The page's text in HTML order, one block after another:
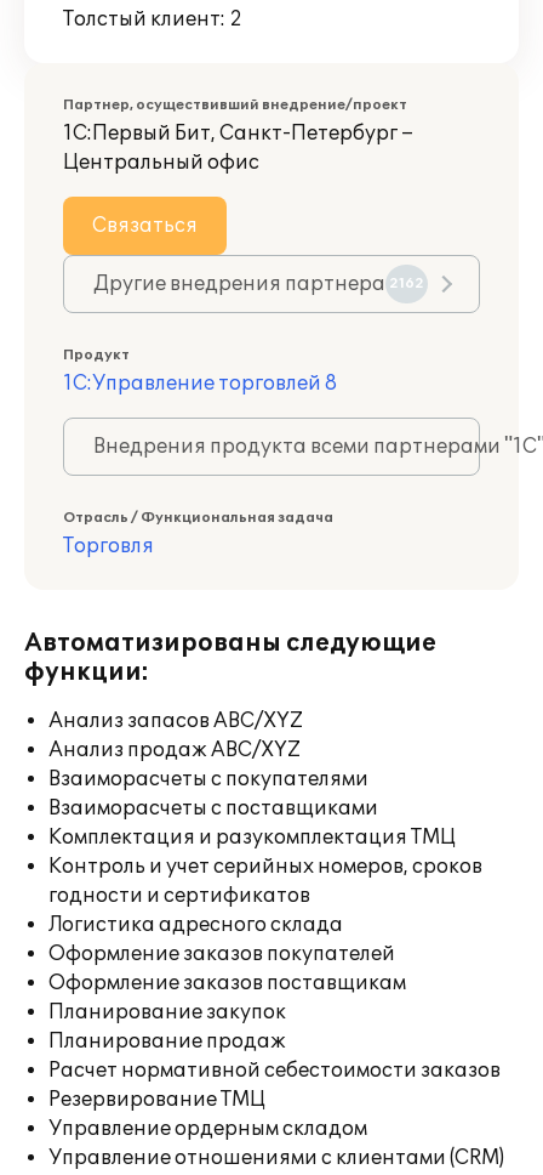
Толстый клиент: 2
Партнер, осуществивший внедрение/проект
1С:Первый Бит, Санкт-Петербург –
Центральный офис
Связаться
Другие внедрения партнера 2162
Продукт
1С:Управление торговлей 8
Внедрения продукта всеми партнерами
Отрасль / Функциональная задача
Торговля
Автоматизированы следующие
функции:
Анализ запасов ABC/XYZ
Анализ продаж ABC/XYZ
Взаиморасчеты с покупателями
Взаиморасчеты с поставщиками
Комплектация и разукомплектация ТМЦ
Контроль и учет серийных номеров, сроков
годности и сертификатов
Логистика адресного склада
Оформление заказов покупателей
Оформление заказов поставщикам
Планирование закупок
Планирование продаж
Расчет нормативной себестоимости заказов
Резервирование ТМЦ
Управление ордерным складом
Управление отношениями с клиентами (CRM)